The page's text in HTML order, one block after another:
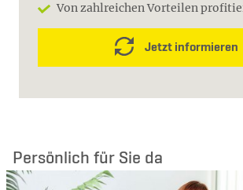
Von zahlreichen Vorteilen
Jetzt informieren
Persönlich für Sie da